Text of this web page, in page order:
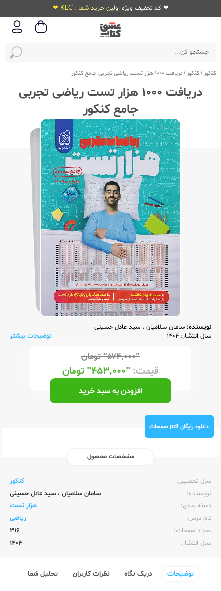
❤ کد تخفیف ویژه اولین خرید شما : KLC ❤
کنکور /کنکور /دریافت 1000 هزار تست ریاضی تجربی جامع کنکور
دریافت 1000 هزار تست ریاضی تجربی
جامع کنکور
نویسنده: سامان سلامیان ، سید عادل حسینی
سال انتشار: 1404
توضیحات بیشتر
"۵۷۴,۰۰۰" تومان
قیمت: "۴۵۳,۰۰۰" تومان
افزودن به سبد خرید
دانلود رایگان pdf صفحات
مشخصات محصول
سال تحصیلی:‌
کنکور
نویسنده:‌
سامان سلامیان ، سید عادل حسینی
دسته بندی:
هزار تست
نام درس:
ریاضی
تعداد صفحات:‌
316
سال انتشار:‌
1404
توضیحات دریک نگاه نظرات کاربران تحلیل شما